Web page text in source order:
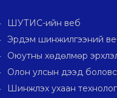
ШУТИС-ийн веб
Эрдэм шинжилгээний
Оюутны хөдөлмөр
Олон улсын дээд
Шинжлэх ухаан